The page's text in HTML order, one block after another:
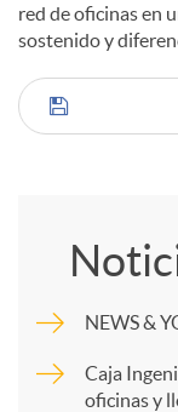
red de oficinas en
sostenido y
C
p
NEWS &
Caja
oficinas y